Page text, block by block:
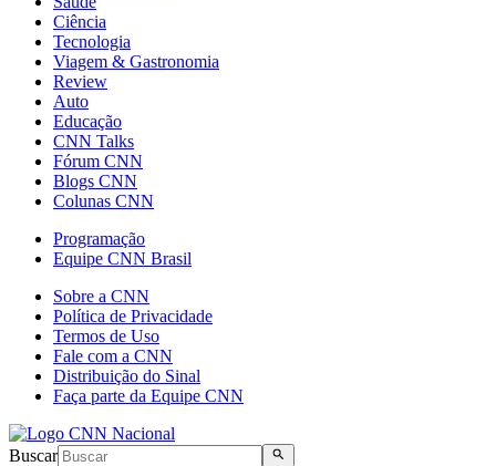
Ciência
Tecnologia
Viagem & Gastronomia
Review
Auto
Educação
CNN Talks
Fórum CNN
Blogs CNN
Colunas CNN
Programação
Equipe CNN Brasil
Sobre a CNN
Política de Privacidade
Termos de Uso
Fale com a CNN
Distribuição do Sinal
Faça parte da Equipe CNN
Buscar